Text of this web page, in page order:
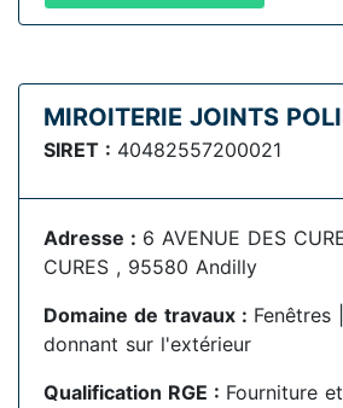
MIROITERIE JOINTS
SIRET : 40482557200021
Adresse : 6 AVENUE DES
CURES , 95580 Andilly
Domaine de travaux :
donnant sur l'extérieur
Qualification RGE : Fourniture